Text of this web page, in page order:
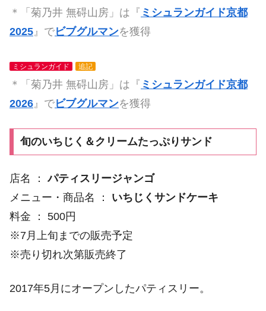
＊「菊乃井 無碍山房」は『 ミシュランガイド京都
2025』でビブグルマンを獲得
ミシュランガイド 追記
＊「菊乃井 無碍山房」は『 ミシュランガイド京都
2026』でビブグルマンを獲得
旬のいちじく＆クリームたっぷりサンド
店名 ：パティスリージャンゴ
メニュー・商品名 ： いちじくサンドケーキ
料金 ： 500円
※7月上旬までの販売予定
※売り切れ次第販売終了
2017年5月にオープンしたパティスリー。